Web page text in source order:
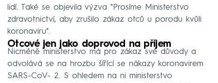
lidí. Také se objevila výzva "Prosíme Ministerstvo
zdravotnictví, aby zrušilo zákaz otců u porodu kvůli
koronaviru".
Otcové jen jako doprovod na příjem
Nicméně ministerstvo má pro zákaz své důvody a
odvolává se na hrozbu šířící se nákazy koronavirem
SARS-CoV- 2. S ohledem na ni ministerstvo